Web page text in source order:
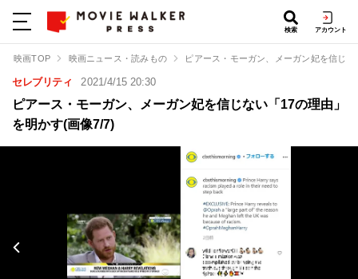
検索 アカウント
映画TOP 映画ニュース・読みもの ピアース・モーガン、メーガン妃を信じ
セレブリティ 2021/4/15 20:30
ピアース・モーガン、メーガン妃を信じない「17の理由」
を明かす(画像7/7)